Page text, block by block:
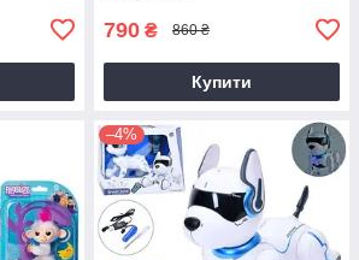
790 ₴ 860 ₴
Купити
–4%